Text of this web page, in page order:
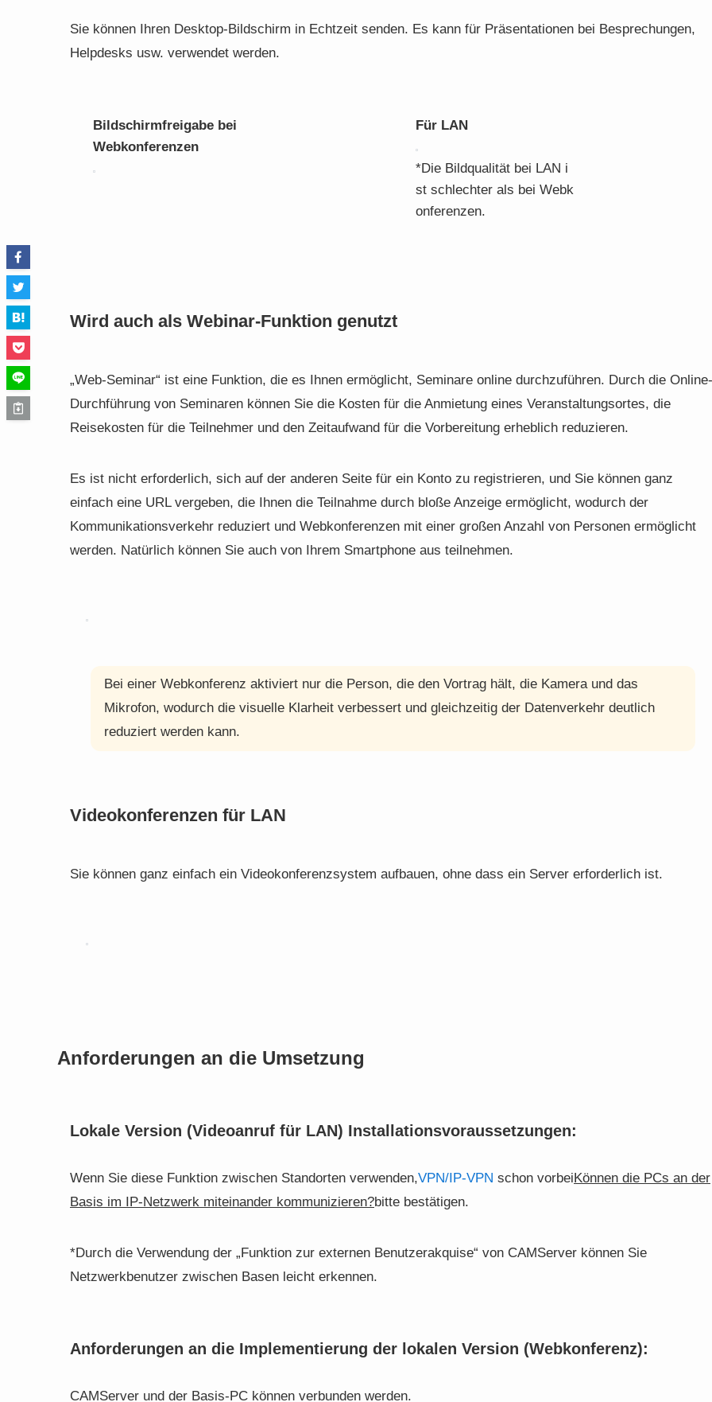
Sie können Ihren Desktop-Bildschirm in Echtzeit senden. Es kann für Präsentationen bei Besprechungen,
Helpdesks usw. verwendet werden.
Bildschirmfreigabe bei
Webkonferenzen
Für LAN
*Die Bildqualität bei LAN i
st schlechter als bei Webk
onferenzen.
Wird auch als Webinar-Funktion genutzt
„Web-Seminar“ ist eine Funktion, die es Ihnen ermöglicht, Seminare online durchzuführen. Durch die Online-
Durchführung von Seminaren können Sie die Kosten für die Anmietung eines Veranstaltungsortes, die
Reisekosten für die Teilnehmer und den Zeitaufwand für die Vorbereitung erheblich reduzieren.
Es ist nicht erforderlich, sich auf der anderen Seite für ein Konto zu registrieren, und Sie können ganz
einfach eine URL vergeben, die Ihnen die Teilnahme durch bloße Anzeige ermöglicht, wodurch der
Kommunikationsverkehr reduziert und Webkonferenzen mit einer großen Anzahl von Personen ermöglicht
werden. Natürlich können Sie auch von Ihrem Smartphone aus teilnehmen.
Bei einer Webkonferenz aktiviert nur die Person, die den Vortrag hält, die Kamera und das
Mikrofon, wodurch die visuelle Klarheit verbessert und gleichzeitig der Datenverkehr deutlich
reduziert werden kann.
Videokonferenzen für LAN
Sie können ganz einfach ein Videokonferenzsystem aufbauen, ohne dass ein Server erforderlich ist.
Anforderungen an die Umsetzung
Lokale Version (Videoanruf für LAN) Installationsvoraussetzungen:
Wenn Sie diese Funktion zwischen Standorten verwenden,VPN/IP-VPN schon vorbeiKönnen die PCs an der
Basis im IP-Netzwerk miteinander kommunizieren?bitte bestätigen.
*Durch die Verwendung der „Funktion zur externen Benutzerakquise“ von CAMServer können Sie
Netzwerkbenutzer zwischen Basen leicht erkennen.
Anforderungen an die Implementierung der lokalen Version (Webkonferenz):
CAMServer und der Basis-PC können verbunden werden.